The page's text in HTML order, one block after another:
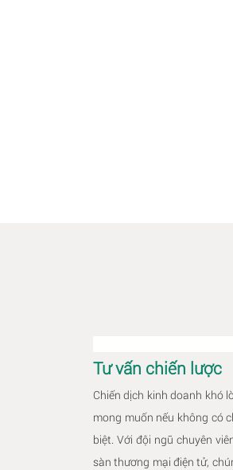
Tư vấn chiến lược
Chiến dịch kinh doanh khó
mong muốn nếu không có
biệt. Với đội ngũ chuyên
sàn thương mại điện tử,